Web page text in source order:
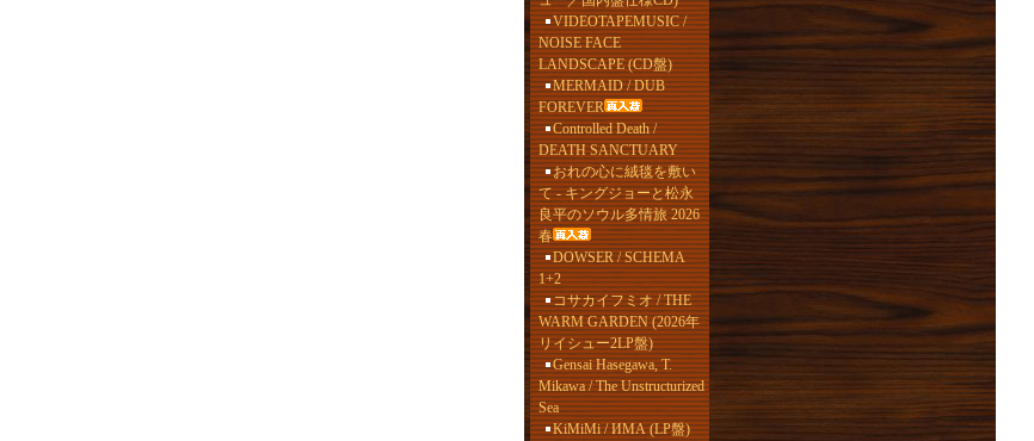
VIDEOTAPEMUSIC /
NOISE FACE
LANDSCAPE (CD盤)
MERMAID / DUB
FOREVER
Controlled Death /
DEATH SANCTUARY
おれの心に絨毯を敷い
て - キングジョーと松永
良平のソウル多情旅 2026
春
DOWSER / SCHEMA
1+2
コサカイフミオ / THE
WARM GARDEN (2026年
リイシュー2LP盤)
Gensai Hasegawa, T.
Mikawa / The Unstructurized
Sea
KiMiMi / ИМА (LP盤)